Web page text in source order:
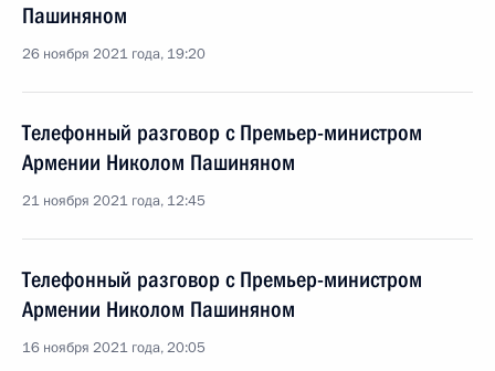
Пашиняном
26 ноября 2021 года, 19:20
Телефонный разговор с Премьер-министром
Армении Николом Пашиняном
21 ноября 2021 года, 12:45
Телефонный разговор с Премьер-министром
Армении Николом Пашиняном
16 ноября 2021 года, 20:05